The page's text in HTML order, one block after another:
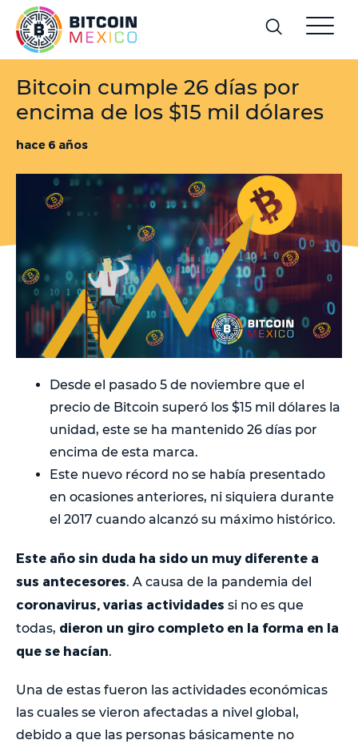
Bitcoin cumple 26 días por
encima de los $15 mil dólares
hace 6 años
Desde el pasado 5 de noviembre que el
precio de Bitcoin superó los $15 mil dólares la
unidad, este se ha mantenido 26 días por
encima de esta marca.
Este nuevo récord no se había presentado
en ocasiones anteriores, ni siquiera durante
el 2017 cuando alcanzó su máximo histórico.
Este año sin duda ha sido un muy diferente a
sus antecesores. A causa de la pandemia del
coronavirus, varias actividades si no es que
todas, dieron un giro completo en la forma en la
que se hacían.
Una de estas fueron las actividades económicas
las cuales se vieron afectadas a nivel global,
debido a que las personas básicamente no